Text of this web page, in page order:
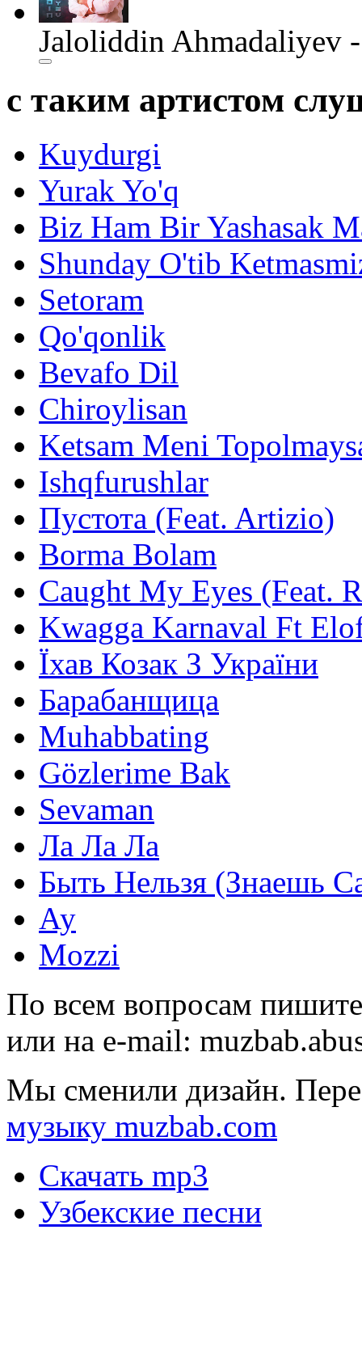
Jaloliddin Ahmadaliyev
с таким артистом
Kuydurgi
Yurak Yo'q
Biz Ham Bir Yashasak
Shunday O'tib
Setoram
Qo'qonlik
Bevafo Dil
Chiroylisan
Ketsam Meni
Ishqfurushlar
Пустота (Feat. Artizio)
Borma Bolam
Caught My Eyes (Feat.
Kwagga Karnaval Ft
Їхав Козак З України
Барабанщица
Muhabbating
Gözlerime Bak
Sevaman
Ла Ла Ла
Быть Нельзя (Знаешь
Ау
Mozzi
По всем вопросам
или на e-mail:
Мы сменили дизайн.
музыку muzbab.com
Скачать mp3
Узбекские песни